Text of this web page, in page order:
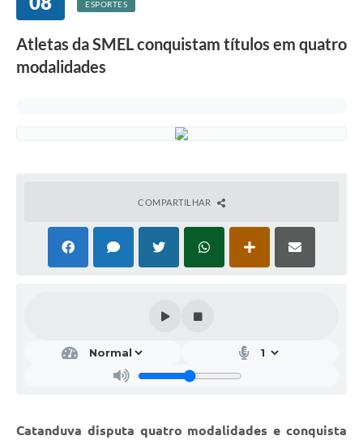
Contratos
ESPORTES
Atletas da SMEL conquistam títulos em quatro
modalidades
COMPARTILHAR
Catanduva disputa quatro modalidades e conquista